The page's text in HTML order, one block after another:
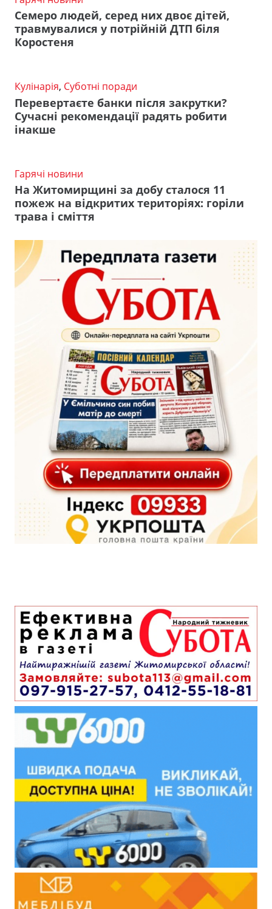
Семеро людей, серед них двоє дітей,
травмувалися у потрійній ДТП біля
Коростеня
Кулінарія, Суботні поради
Перевертаєте банки після закрутки?
Сучасні рекомендації радять робити
інакше
Гарячі новини
На Житомирщині за добу сталося 11
пожеж на відкритих територіях: горіли
трава і сміття